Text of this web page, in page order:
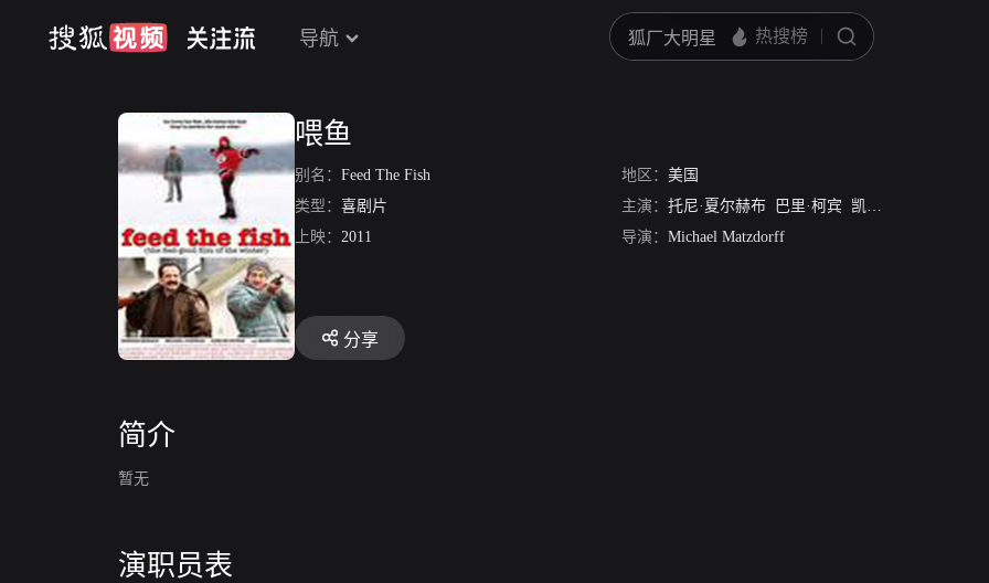
导航
喂鱼
别名： Feed The Fish 地区： 美国
类型： 喜剧片 主演： 托尼·夏尔赫布 巴里·柯宾 凯蒂·阿赛尔顿
上映： 2011 导演： Michael Matzdorff
分享
简介
暂无
演职员表